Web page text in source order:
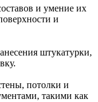
и умение их
и
штукатурки,
потолки и
такими как